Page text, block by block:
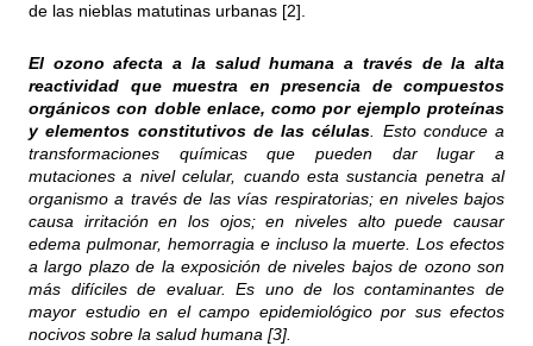
de las nieblas matutinas urbanas [2].
El ozono afecta a la salud humana a través de la alta
reactividad que muestra en presencia de compuestos
orgánicos con doble enlace, como por ejemplo proteínas
y elementos constitutivos de las células. Esto conduce a
transformaciones químicas que pueden dar lugar a
mutaciones a nivel celular, cuando esta sustancia penetra al
organismo a través de las vías respiratorias; en niveles bajos
causa irritación en los ojos; en niveles alto puede causar
edema pulmonar, hemorragia e incluso la muerte. Los efectos
a largo plazo de la exposición de niveles bajos de ozono son
más difíciles de evaluar. Es uno de los contaminantes de
mayor estudio en el campo epidemiológico por sus efectos
nocivos sobre la salud humana [3].